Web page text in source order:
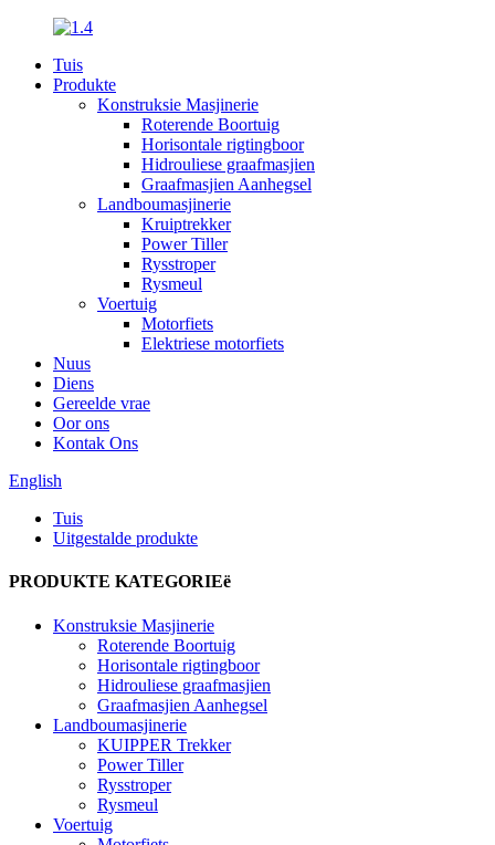
Tuis
Produkte
Konstruksie Masjinerie
Roterende Boortuig
Horisontale rigtingboor
Hidrouliese graafmasjien
Graafmasjien Aanhegsel
Landboumasjinerie
Kruiptrekker
Power Tiller
Rysstroper
Rysmeul
Voertuig
Motorfiets
Elektriese motorfiets
Nuus
Diens
Gereelde vrae
Oor ons
Kontak Ons
English
Tuis
Uitgestalde produkte
PRODUKTE KATEGORIEë
Konstruksie Masjinerie
Roterende Boortuig
Horisontale rigtingboor
Hidrouliese graafmasjien
Graafmasjien Aanhegsel
Landboumasjinerie
KUIPPER Trekker
Power Tiller
Rysstroper
Rysmeul
Voertuig